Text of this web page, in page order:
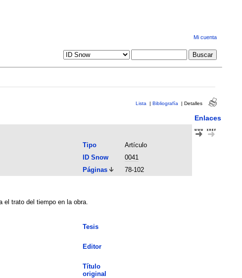
Mi cuenta
Lista | Bibliografía | Detalles
Enlaces
Tipo
Artículo
ID Snow
0041
Páginas
78-102
trato del tiempo en la obra.
Tesis
Editor
Título
original